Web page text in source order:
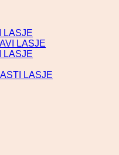
LASJE
LASJE
LASJE
LASJE